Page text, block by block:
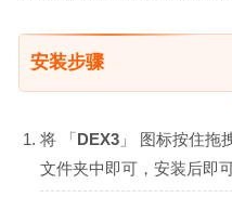
安装步骤
将 「DEX3 」 图标按住拖
文件夹中即可，安装后即